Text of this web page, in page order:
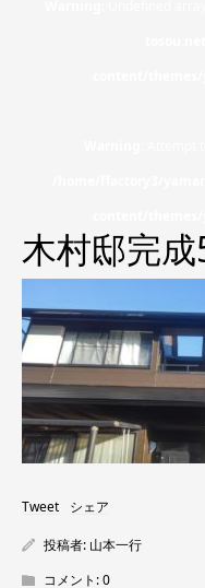
木村邸完成
Tweet シェア
投稿者: 山本一行
コメント:0